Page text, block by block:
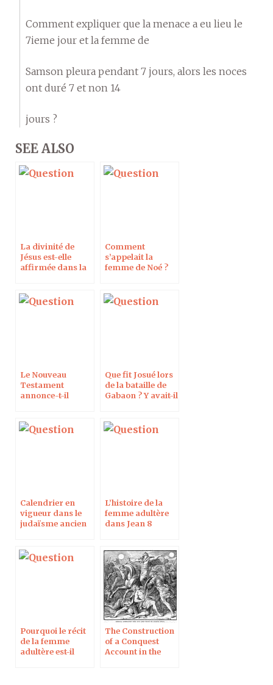
Comment expliquer que la menace a eu lieu le
7ieme jour et la femme de
Samson pleura pendant 7 jours, alors les noces
ont duré 7 et non 14
jours ?
SEE ALSO
La divinité de
Jésus est-elle
affirmée dans la
Comment
s’appelait la
femme de Noé ?
Le Nouveau
Testament
annonce-t-il
Que fit Josué lors
de la bataille de
Gabaon ? Y avait-il
temple de
Salomon ?
Calendrier en
vigueur dans le
judaïsme ancien
L’histoire de la
femme adultère
dans Jean 8
Pourquoi le récit
de la femme
adultère est-il
The Construction
of a Conquest
Account in the